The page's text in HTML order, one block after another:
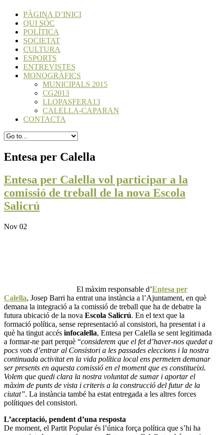
PÀGINA D’INICI
QUI SÓC
POLÍTICA
SOCIETAT
CULTURA
ESPORTS
ENTREVISTES
MONOGRÀFICS
MUNICIPALS 2015
CG2013
LLOPASFERA13
CALELLA-CAPARAN
CONTACTA
Entesa per Calella
Entesa per Calella vol participar a la
comissió de treball de la nova Escola
Salicrú
Nov 02
El màxim responsable d’Entesa per
Calella, Josep Barri ha entrat una instància a l’Ajuntament, en què
demana la integració a la comissió de treball que ha de debatre la
futura ubicació de la nova Escola Salicrú. En el text que la
formació política, sense representació al consistori, ha presentat i a
què ha tingut accés infocalella, Entesa per Calella se sent legitimada
a formar-ne part perquè “considerem que el fet d’haver-nos quedat a
pocs vots d’entrar al Consistori a les passades eleccions i la nostra
continuada activitat en la vida política local ens permeten demanar
ser presents en aquesta comissió en el moment que es constitueixi.
Volem que quedi clara la nostra voluntat de sumar i aportar el
màxim de punts de vista i criteris a la construcció del futur de la
ciutat”. La instància també ha estat entregada a les altres forces
polítiques del consistori.
L’acceptació, pendent d’una resposta
De moment, el Partit Popular és l’única força política que s’hi ha